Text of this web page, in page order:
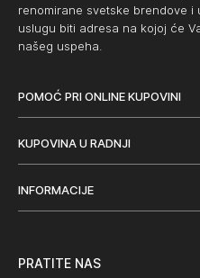
renomirane svetske brendove
uslugu biti adresa na kojoj će
našeg uspeha.
POMOĆ PRI ONLINE KUPOVINI
KUPOVINA U RADNJI
INFORMACIJE
PRATITE NAS